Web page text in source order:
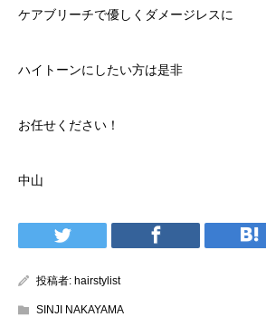
ケアブリーチで優しくダメージレスに
ハイトーンにしたい方は是非
お任せください！
中山
投稿者: hairstylist
SINJI NAKAYAMA